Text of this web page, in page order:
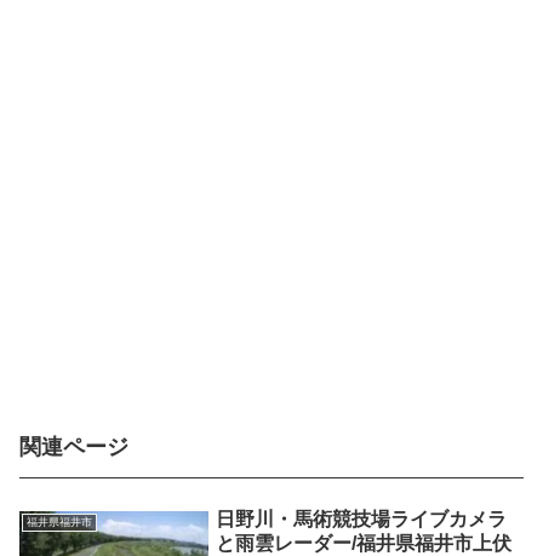
関連ページ
福井県福井市
日野川・馬術競技場ライブカメラ
と雨雲レーダー/福井県福井市上伏